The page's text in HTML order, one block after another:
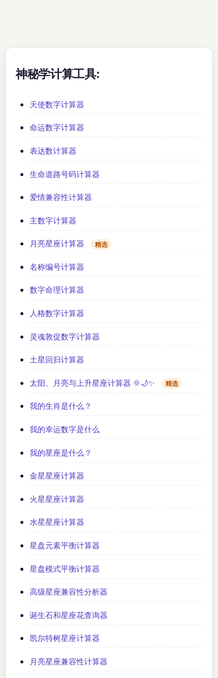
神秘学计算工具:
天使数字计算器
命运数字计算器
表达数计算器
生命道路号码计算器
爱情兼容性计算器
主数字计算器
月亮星座计算器 精选
名称编号计算器
数字命理计算器
人格数字计算器
灵魂敦促数字计算器
土星回归计算器
太阳、月亮与上升星座计算器 🌞🌙✨ 精选
我的生肖是什么？
我的幸运数字是什么
我的星座是什么？
金星星座计算器
火星星座计算器
水星星座计算器
星盘元素平衡计算器
星盘模式平衡计算器
高级星座兼容性分析器
诞生石和星座花查询器
凯尔特树星座计算器
月亮星座兼容性计算器